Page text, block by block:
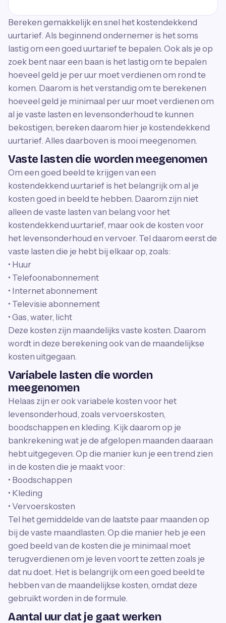
Bereken gemakkelijk en snel het kostendekkend
uurtarief. Als beginnend ondernemer is het soms
lastig om een goed uurtarief te bepalen. Ook als je op
zoek bent naar een baan is het lastig om te bepalen
hoeveel geld je per uur moet verdienen om rond te
komen. Daarom is het verstandig om te berekenen
hoeveel geld je minimaal per uur moet verdienen om
al je vaste lasten en levensonderhoud te kunnen
bekostigen, bereken daarom hier je kostendekkend
uurtarief. Alles daarboven is mooi meegenomen.
Vaste lasten die worden meegenomen
Om een goed beeld te krijgen van een
kostendekkend uurtarief is het belangrijk om al je
kosten goed in beeld te hebben. Daarom zijn niet
alleen de vaste lasten van belang voor het
kostendekkend uurtarief, maar ook de kosten voor
het levensonderhoud en vervoer. Tel daarom eerst de
vaste lasten die je hebt bij elkaar op, zoals:
• Huur
• Telefoonabonnement
• Internet abonnement
• Televisie abonnement
• Gas, water, licht
Deze kosten zijn maandelijks vaste kosten. Daarom
wordt in deze berekening ook van de maandelijkse
kosten uitgegaan.
Variabele lasten die worden
meegenomen
Helaas zijn er ook variabele kosten voor het
levensonderhoud, zoals vervoerskosten,
boodschappen en kleding. Kijk daarom op je
bankrekening wat je de afgelopen maanden daaraan
hebt uitgegeven. Op die manier kun je een trend zien
in de kosten die je maakt voor:
• Boodschappen
• Kleding
• Vervoerskosten
Tel het gemiddelde van de laatste paar maanden op
bij de vaste maandlasten. Op die manier heb je een
goed beeld van de kosten die je minimaal moet
terugverdienen om je leven voort te zetten zoals je
dat nu doet. Het is belangrijk om een goed beeld te
hebben van de maandelijkse kosten, omdat deze
gebruikt worden in de formule.
Aantal uur dat je gaat werken